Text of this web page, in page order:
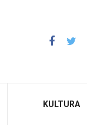
KULTURA